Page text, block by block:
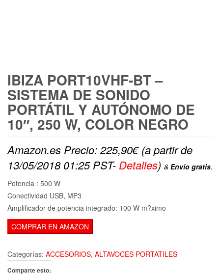
IBIZA PORT10VHF-BT –
SISTEMA DE SONIDO
PORTÁTIL Y AUTÓNOMO DE
10″, 250 W, COLOR NEGRO
Amazon.es Precio:225,90€(a partir de
13/05/2018 01:25 PST- Detalles) & Envío gratis.
Potencia : 500 W
Conectividad USB, MP3
Amplificador de potencia integrado: 100 W m?ximo
COMPRAR EN AMAZON
Categorías: ACCESORIOS, ALTAVOCES PORTATILES
Comparte esto: